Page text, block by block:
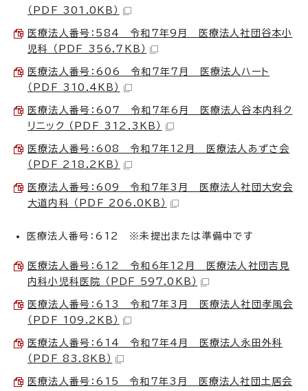
（PDF 301.0KB）
医療法人番号：584 令和7年9月 医療法人社団谷本小
児科 （PDF 356.7KB）
医療法人番号：606 令和7年7月 医療法人ハート
（PDF 310.4KB）
医療法人番号：607 令和7年6月 医療法人谷本内科ク
リニック （PDF 312.3KB）
医療法人番号：608 令和7年12月 医療法人あずさ会
（PDF 218.2KB）
医療法人番号：609 令和7年3月 医療法人社団大安会
大道内科 （PDF 206.0KB）
医療法人番号：612 ※未提出または準備中です
医療法人番号：612 令和6年12月 医療法人社団吉見
内科小児科医院 （PDF 597.0KB）
医療法人番号：613 令和7年3月 医療法人社団孝風会
（PDF 109.2KB）
医療法人番号：614 令和7年4月 医療法人永田外科
（PDF 83.8KB）
医療法人番号：615 令和7年3月 医療法人社団土居会